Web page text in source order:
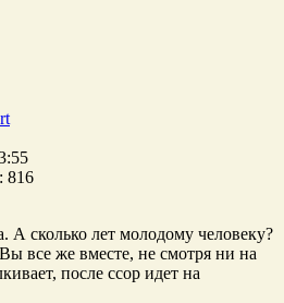
816
сколько лет молодому человеку?
все же вместе, не смотря ни на
после ссор идет на